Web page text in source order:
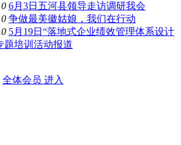
6月3日五河县领导走访调研我会
争做最美徽姑娘，我们在行动
5月19日“落地式企业绩效管理体系设计
题培训活动报道
全体会员 进入